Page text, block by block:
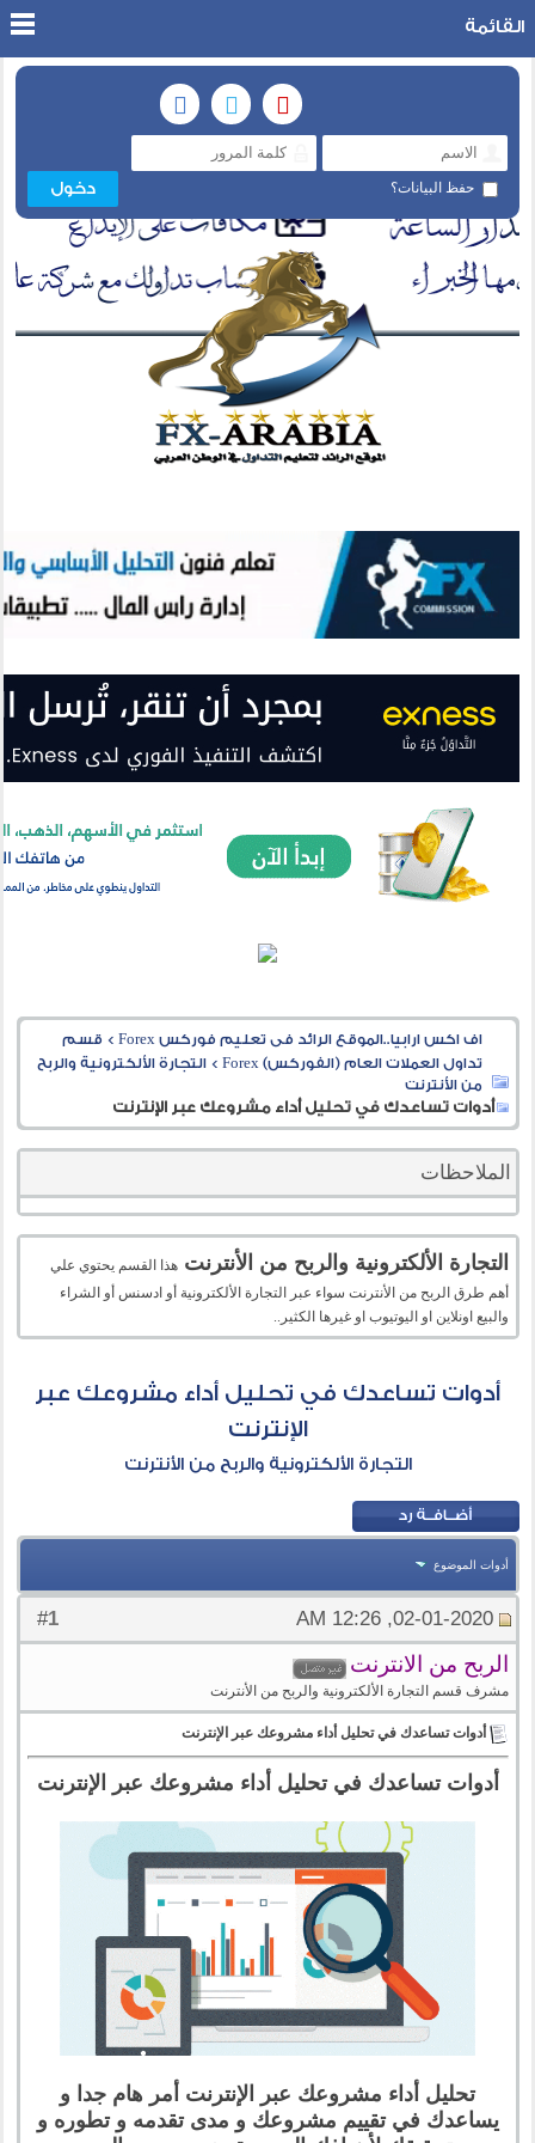
حفظ البيانات؟
القائمة
اف اكس ارابيا..الموقع الرائد فى تعليم فوركس Forex > قسم
تداول العملات العام (الفوركس) Forex
>التجارة الألكترونية والربح
من الأنترنت
أدوات تساعدك في تحليل أداء مشروعك عبر الإنترنت
الملاحظات
التجارة الألكترونية والربح من الأنترنت هذا القسم يحتوي علي
أهم طرق الربح من الأنترنت سواء عبر التجارة الألكترونية أو ادسنس أو الشراء
والبيع اونلاين او اليوتيوب او غيرها الكثير..
أدوات تساعدك في تحليل أداء مشروعك عبر
الإنترنت
التجارة الألكترونية والربح من الأنترنت
أدوات الموضوع
#
1 02-01-2020, 12:26 AM
الربح من الانترنت
مشرف قسم التجارة الألكترونية والربح من الأنترنت
أدوات تساعدك في تحليل أداء مشروعك عبر الإنترنت
أدوات تساعدك في تحليل أداء مشروعك عبر الإنترنت
تحليل أداء مشروعك عبر الإنترنت أمر هام جدا و
يساعدك في تقييم مشروعك و مدى تقدمه و تطوره و